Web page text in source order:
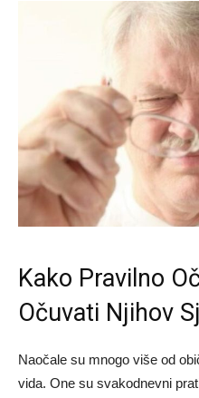
Kako Pravilno
Očuvati Njihov
Naočale su mnogo više od
vida. One su svakodnevni